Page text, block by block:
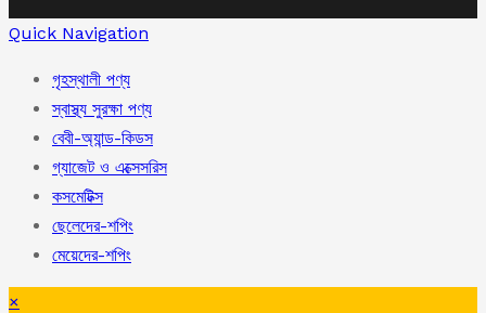
Quick Navigation
গৃহস্থালী পণ্য
স্বাস্থ্য সুরক্ষা পণ্য
বেবী-অ্যান্ড-কিডস
গ্যাজেট ও এক্সেসরিস
কসমেটিক্স
ছেলেদের-শপিং
মেয়েদের-শপিং
×